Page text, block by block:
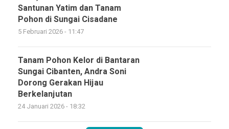
Santunan Yatim dan Tanam
Pohon di Sungai Cisadane
5 Februari 2026 - 11:47
Tanam Pohon Kelor di Bantaran
Sungai Cibanten, Andra Soni
Dorong Gerakan Hijau
Berkelanjutan
24 Januari 2026 - 18:32